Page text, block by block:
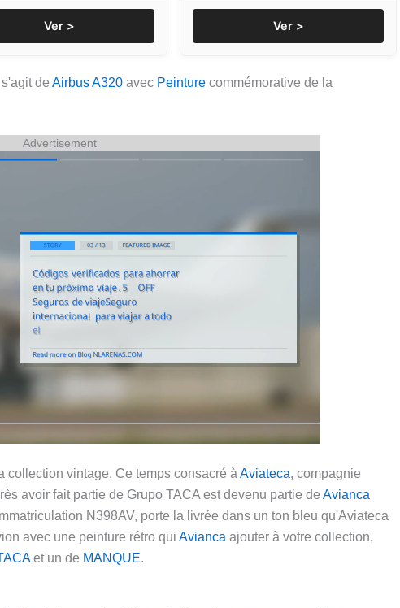
Ver > Ver >
de Airbus A320 avec Peinture commémorative de la
Advertisement
collection vintage. Ce temps consacré à Aviateca, compagnie
avoir fait partie de Grupo TACA est devenu partie de Avianca
N398AV, porte la livrée dans un ton bleu qu'Aviateca
avec une peinture rétro qui Avianca ajouter à votre collection,
et un de MANQUE.